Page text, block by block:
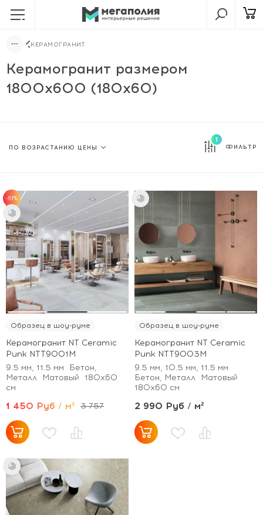
КЕРАМОГРАНИТ
Керамогранит размером
1800x600 (180x60)
1
ФИЛЬТР
-61%
Образец в шоу-руме
Керамогранит NT Ceramic
Punk NTT9001M
9.5 мм, 11.5 мм
Бетон,
Металл
Матовый
180x60
см
1 450 Руб / м² 3 757
Образец в шоу-руме
Керамогранит NT Ceramic
Punk NTT9003M
9.5 мм, 10.5 мм, 11.5 мм
Бетон, Металл
Матовый
180x60 см
2 990 Руб / м²